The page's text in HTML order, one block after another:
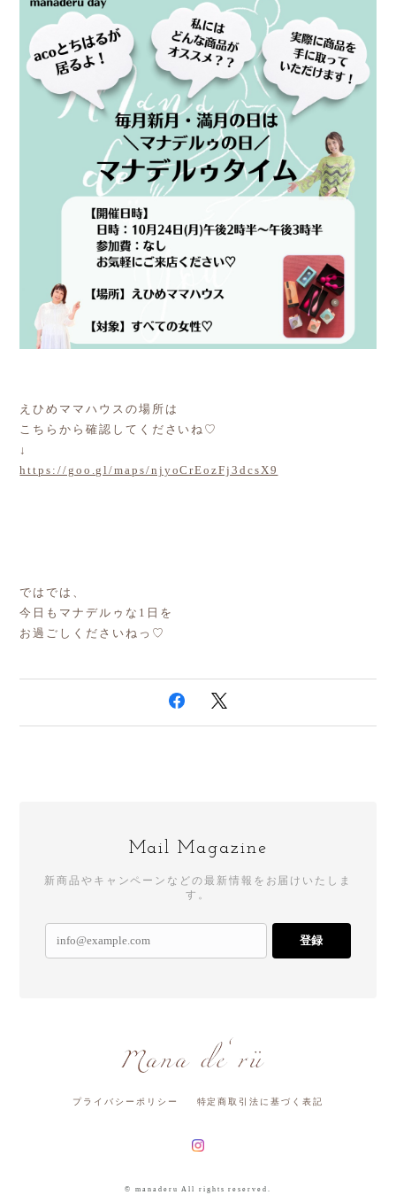
えひめママハウスの場所は
こちらから確認してくださいね♡
↓
https://goo.gl/maps/njyoCrEozFj3dcsX9
ではでは、
今日もマナデルゥな1日を
お過ごしくださいねっ♡
Mail Magazine
新商品やキャンペーンなどの最新情報をお届けいたしま
す。
登録
プライバシーポリシー 特定商取引法に基づく表記
© manaderu All rights reserved.